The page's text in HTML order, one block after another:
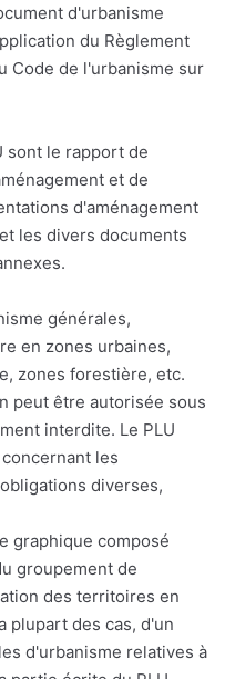
d'urbanisme
du Règlement
Code de l'urbanisme sur
sont le rapport de
et de
d'aménagement
les divers documents
générales,
en zones urbaines,
zones forestière, etc.
peut être autorisée sous
interdite. Le PLU
les
diverses,
graphique composé
groupement de
des territoires en
plupart des cas, d'un
d'urbanisme relatives à